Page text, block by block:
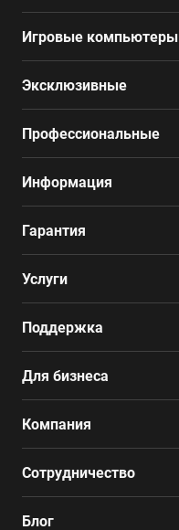
Игровые компьютеры
Эксклюзивные
Профессиональные
Информация
Гарантия
Услуги
Поддержка
Для бизнеса
Компания
Сотрудничество
Блог